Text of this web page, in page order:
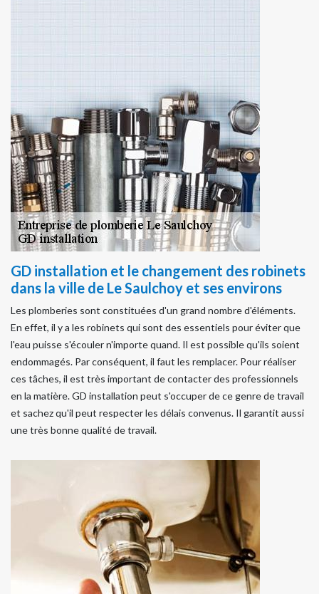
GD installation et le changement des robinets
dans la ville de Le Saulchoy et ses environs
Les plomberies sont constituées d'un grand nombre d'éléments.
En effet, il y a les robinets qui sont des essentiels pour éviter que
l'eau puisse s'écouler n'importe quand. Il est possible qu'ils soient
endommagés. Par conséquent, il faut les remplacer. Pour réaliser
ces tâches, il est très important de contacter des professionnels
en la matière. GD installation peut s'occuper de ce genre de travail
et sachez qu'il peut respecter les délais convenus. Il garantit aussi
une très bonne qualité de travail.